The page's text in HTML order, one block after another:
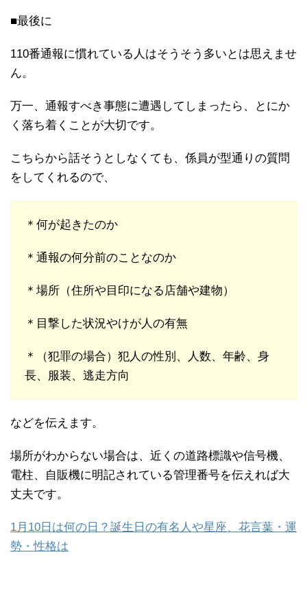
■最後に
110番通報に慣れている人はそうそう多いとは思えませ
ん。
万一、通報すべき事態に遭遇してしまったら、とにか
く落ち着くことが大切です。
こちらから話そうとしなくても、係員が型通りの質問
をしてくれるので、
＊何が起きたのか
＊通報の何分前のことなのか
＊場所（住所や目印になる店舗や建物）
＊目撃した状況やけが人の有無
＊（犯罪の場合）犯人の性別、人数、年齢、身
長、服装、逃走方向
などを伝えます。
場所がわからない場合は、近くの道路標識や信号機、
電柱、自販機に明記されている管理番号を伝えれば大
丈夫です。
1月10日は何の日？誕生日の有名人や星座、花言葉・運
勢・性格は